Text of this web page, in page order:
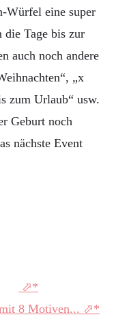
Würfel eine super
Tage bis zur
auch noch andere
„x
zum Urlaub“ usw.
Geburt noch
nächste Event
8 Motiven...